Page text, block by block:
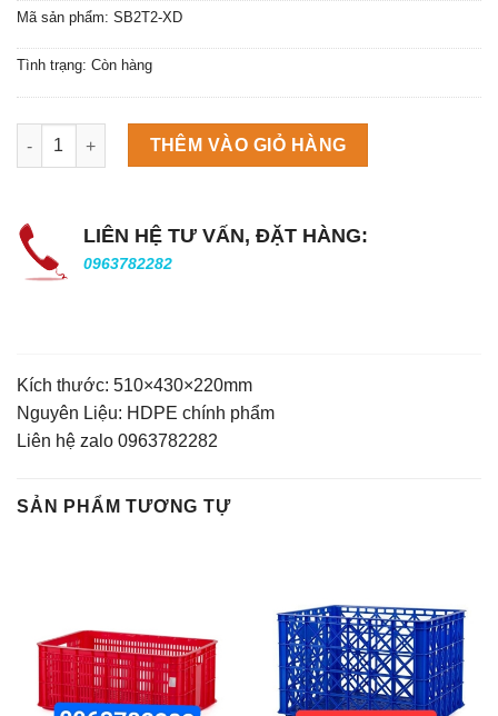
Mã sản phẩm: SB2T2-XD
Tình trạng: Còn hàng
Máy làm đá viên Scotsman NW458AS số lượng
THÊM VÀO GIỎ HÀNG
LIÊN HỆ TƯ VẤN, ĐẶT HÀNG:
0963782282
Kích thước: 510×430×220mm
Nguyên Liệu: HDPE chính phẩm
Liên hệ zalo 0963782282
SẢN PHẨM TƯƠNG TỰ